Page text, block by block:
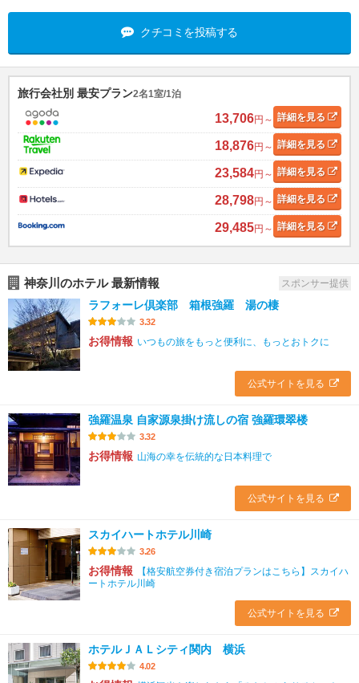
クチコミを投稿する
旅行会社別 最安プラン2名1室/1泊
13,706円～ 詳細を見る
18,876円～ 詳細を見る
23,584円～ 詳細を見る
28,798円～ 詳細を見る
29,485円～ 詳細を見る
神奈川のホテル 最新情報 スポンサー提供
ラフォーレ倶楽部 箱根強羅 湯の棲
3.32
お得情報 いつもの旅をもっと便利に、もっとおトクに
公式サイトを見る
強羅温泉 自家源泉掛け流しの宿 強羅環翠楼
3.32
お得情報 山海の幸を伝統的な日本料理で
公式サイトを見る
スカイハートホテル川崎
3.26
お得情報
【格安航空券付き宿泊プランはこちら】スカイハ
ートホテル川崎
公式サイトを見る
ホテルＪＡＬシティ関内 横浜
4.02